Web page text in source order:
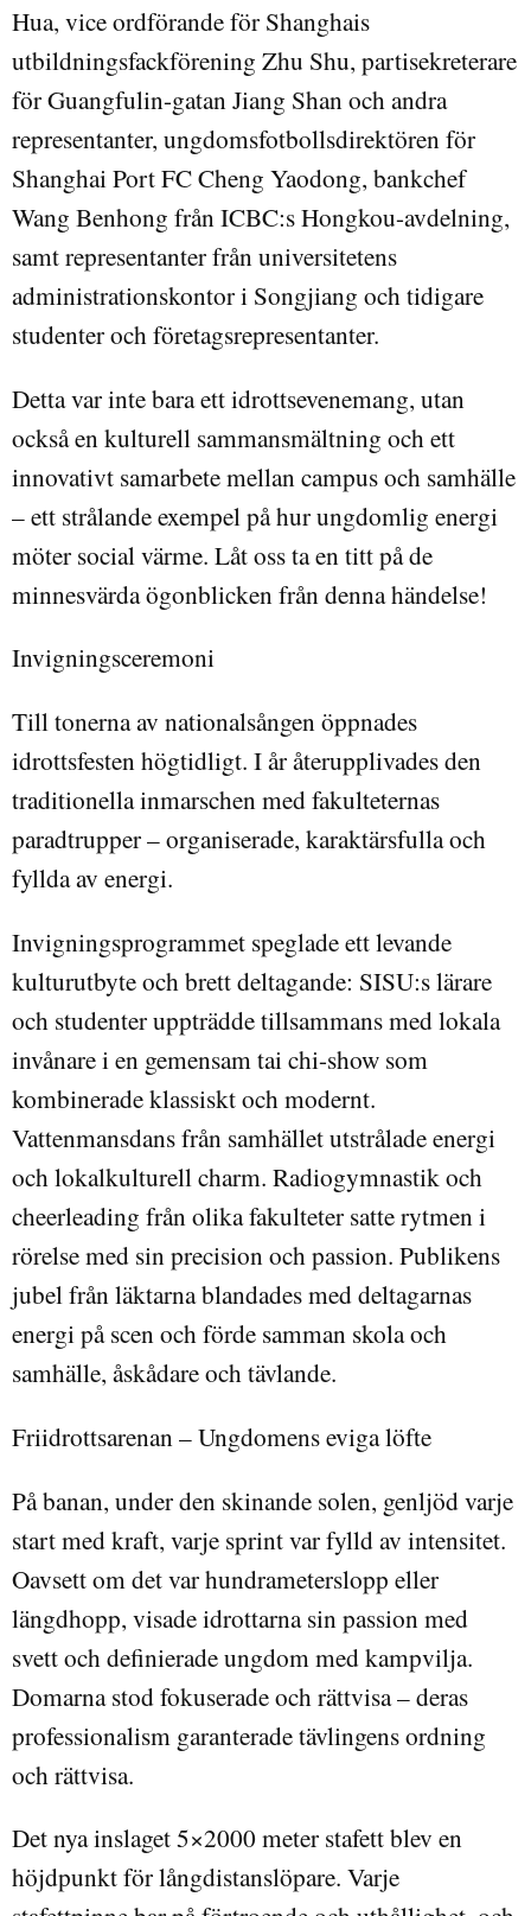
Hua, vice ordförande för Shanghais
utbildningsfackförening Zhu Shu, partisekreterare
för Guangfulin-gatan Jiang Shan och andra
representanter, ungdomsfotbollsdirektören för
Shanghai Port FC Cheng Yaodong, bankchef
Wang Benhong från ICBC:s Hongkou-avdelning,
samt representanter från universitetens
administrationskontor i Songjiang och tidigare
studenter och företagsrepresentanter.
Detta var inte bara ett idrottsevenemang, utan
också en kulturell sammansmältning och ett
innovativt samarbete mellan campus och samhälle
– ett strålande exempel på hur ungdomlig energi
möter social värme. Låt oss ta en titt på de
minnesvärda ögonblicken från denna händelse!
Invigningsceremoni
Till tonerna av nationalsången öppnades
idrottsfesten högtidligt. I år återupplivades den
traditionella inmarschen med fakulteternas
paradtrupper – organiserade, karaktärsfulla och
fyllda av energi.
Invigningsprogrammet speglade ett levande
kulturutbyte och brett deltagande: SISU:s lärare
och studenter uppträdde tillsammans med lokala
invånare i en gemensam tai chi-show som
kombinerade klassiskt och modernt.
Vattenmansdans från samhället utstrålade energi
och lokalkulturell charm. Radiogymnastik och
cheerleading från olika fakulteter satte rytmen i
rörelse med sin precision och passion. Publikens
jubel från läktarna blandades med deltagarnas
energi på scen och förde samman skola och
samhälle, åskådare och tävlande.
Friidrottsarenan – Ungdomens eviga löfte
På banan, under den skinande solen, genljöd varje
start med kraft, varje sprint var fylld av intensitet.
Oavsett om det var hundrameterslopp eller
längdhopp, visade idrottarna sin passion med
svett och definierade ungdom med kampvilja.
Domarna stod fokuserade och rättvisa – deras
professionalism garanterade tävlingens ordning
och rättvisa.
Det nya inslaget 5×2000 meter stafett blev en
höjdpunkt för långdistanslöpare. Varje